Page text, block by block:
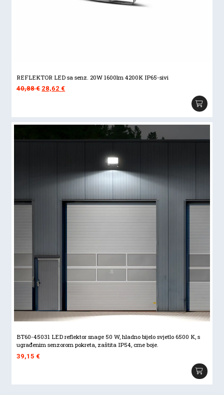
REFLEKTOR LED sa senz. 20W 1600lm 4200K IP65-sivi
40,88€ Izvorna
je:
28,62€Trenutna
28,62 €.
BT60-45031 LED reflektor snage 50 W, hladno bijelo svjetlo 6500 K, s
ugrađenim senzorom pokreta, zaštita IP54, crne boje.
39,15€